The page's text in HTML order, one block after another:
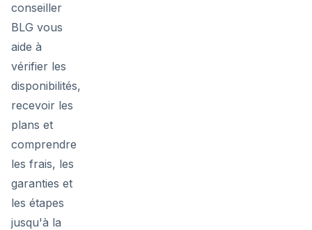
conseiller
BLG vous
aide à
vérifier les
disponibilités,
recevoir les
plans et
comprendre
les frais, les
garanties et
les étapes
jusqu'à la